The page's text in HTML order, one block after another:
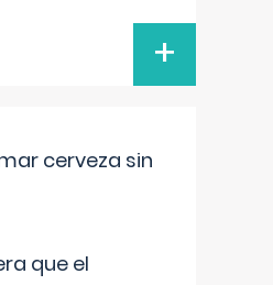
+
cerveza sin
que el